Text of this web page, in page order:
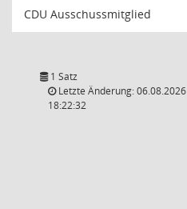
CDU Ausschussmitglied
1 Satz
Letzte Änderung: 06.08.2026
18:22:32